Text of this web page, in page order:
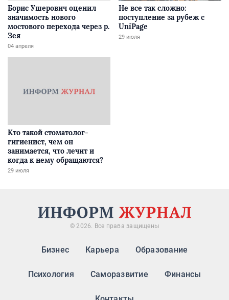
Борис Ушерович оценил
значимость нового
мостового перехода через р.
Зея
04 апреля
Не все так сложно:
поступление за рубеж с
UniPage
29 июля
Кто такой стоматолог-
гигиенист, чем он
занимается, что лечит и
когда к нему обращаются?
29 июля
© 2026. Все права защищены
Бизнес Карьера Образование
Психология Саморазвитие Финансы